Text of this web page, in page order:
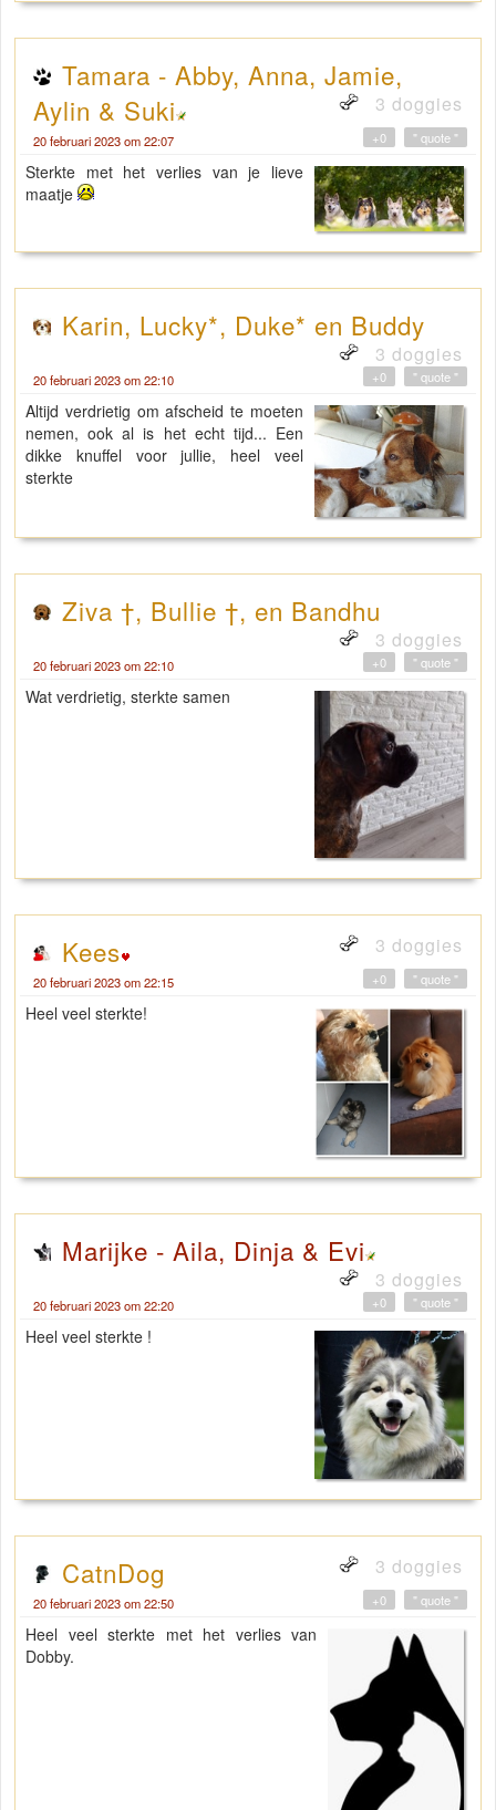
Tamara - Abby, Anna, Jamie,
Aylin & Suki
3 doggies
20 februari 2023 om 22:07 " quote "
+0
Sterkte met het verlies van je lieve
maatje
Karin, Lucky*, Duke* en Buddy
3 doggies
20 februari 2023 om 22:10 " quote "
+0
Altijd verdrietig om afscheid te moeten
nemen, ook al is het echt tijd... Een
dikke knuffel voor jullie, heel veel
sterkte
Ziva †, Bullie †, en Bandhu
3 doggies
20 februari 2023 om 22:10 " quote "
+0
Wat verdrietig, sterkte samen
Kees 3 doggies
20 februari 2023 om 22:15 " quote "
+0
Heel veel sterkte!
Marijke - Aila, Dinja & Evi
3 doggies
20 februari 2023 om 22:20 " quote "
+0
Heel veel sterkte !
CatnDog 3 doggies
20 februari 2023 om 22:50 " quote "
+0
Heel veel sterkte met het verlies van
Dobby.